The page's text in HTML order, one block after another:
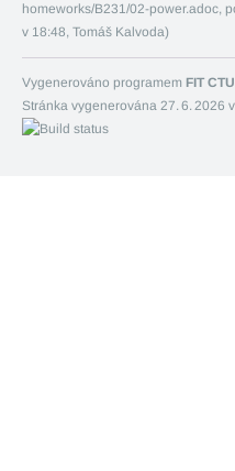
homeworks/B231/02-power.adoc,
v 18:48, Tomáš Kalvoda)
Vygenerováno programem FIT
Stránka vygenerována 27. 6. 2026